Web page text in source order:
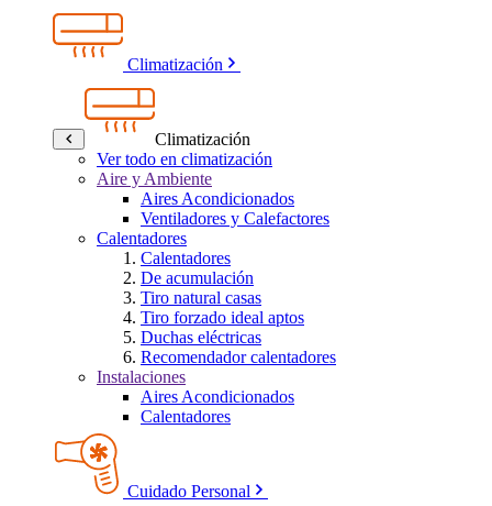
Climatización
Climatización
Ver todo en climatización
Aire y Ambiente
Aires Acondicionados
Ventiladores y Calefactores
Calentadores
Calentadores
De acumulación
Tiro natural casas
Tiro forzado ideal aptos
Duchas eléctricas
Recomendador calentadores
Instalaciones
Aires Acondicionados
Calentadores
Cuidado Personal